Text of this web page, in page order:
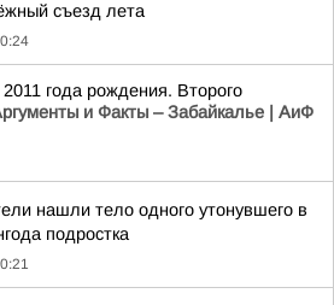
съезд лета
года рождения. Второго
и Факты – Забайкалье | АиФ
нашли тело одного утонувшего в
подростка